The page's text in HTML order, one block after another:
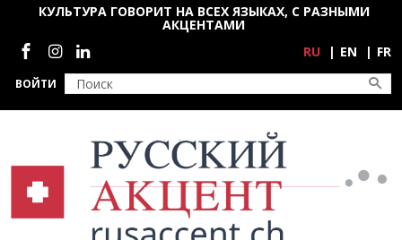
Перейти к основному содержанию
ВОЙТИ
КУЛЬТУРА ГОВОРИТ НА ВСЕХ ЯЗЫКАХ, С РАЗНЫМИ
АКЦЕНТАМИ
Социальные сети
RU EN FR